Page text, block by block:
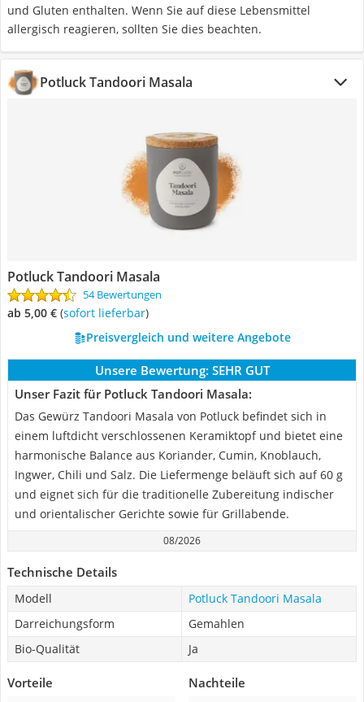
und Gluten enthalten. Wenn Sie auf diese Lebensmittel
allergisch reagieren, sollten Sie dies beachten.
Potluck Tandoori Masala
Potluck Tandoori Masala
54 Bewertungen
ab 5,00 € ( Sofort lieferbar)
Preisvergleich und weitere Angebote
Unsere Bewertung: SEHR GUT
Unser Fazit für Potluck Tandoori Masala:
Das Gewürz Tandoori Masala von Potluck befindet sich in
einem luftdicht verschlossenen Keramiktopf und bietet eine
harmonische Balance aus Koriander, Cumin, Knoblauch,
Ingwer, Chili und Salz. Die Liefermenge beläuft sich auf 60 g
und eignet sich für die traditionelle Zubereitung indischer
und orientalischer Gerichte sowie für Grillabende.
08/2026
Technische Details
Modell
Potluck Tandoori Masala
Darreichungsform
Gemahlen
Bio-Qualität
Ja
Vorteile Nachteile